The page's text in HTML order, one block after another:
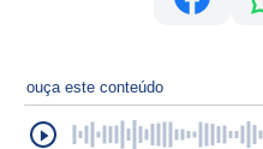
ouça este conteúdo